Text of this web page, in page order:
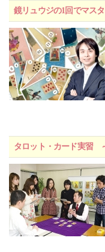
鏡リュウジの1回でマス
タロット・カード実習